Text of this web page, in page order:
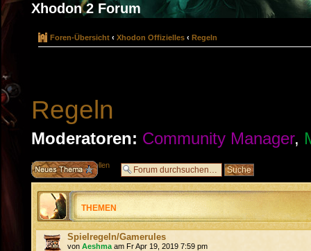
Xhodon 2 Forum
Foren-Übersicht ‹ Xhodon Offizielles ‹ Regeln
Regeln
Moderatoren: Community Manager,
Neues Thema erstellen
THEMEN
Spielregeln/Gamerules
von Aeshma am Fr Apr 19, 2019 7:59 pm